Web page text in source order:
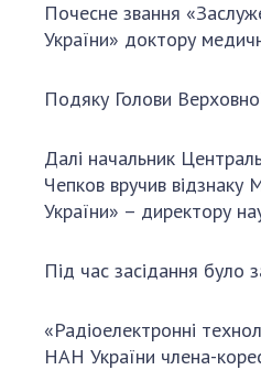
Почесне звання
України» доктору
Подяку Голови
Далі начальник
Чепков вручив
України» – директору
Під час засідання було
«Радіоелектронні
НАН України члена-